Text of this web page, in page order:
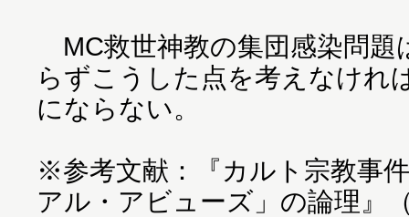
MC救世神教の集団感染問題
らずこうした点を考えなけれ
にならない。
※参考文献：『カルト宗教事
アル・アビューズ」の論理』